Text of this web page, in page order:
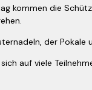
kommen die
der
auf viele